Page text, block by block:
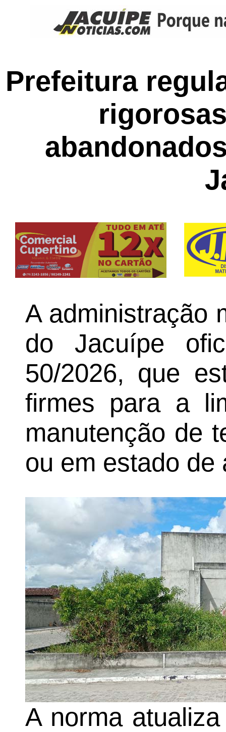
Prefeitura
A administração
do Jacuípe
50/2026, que
firmes para a
manutenção de
ou em estado de
A norma